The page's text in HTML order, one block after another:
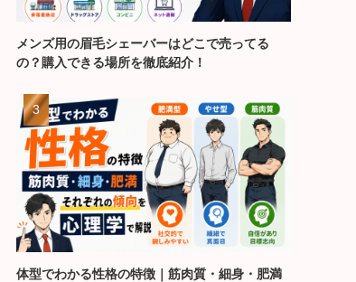
メンズ用の眉毛シェーバーはどこで売ってる
の？購入できる場所を徹底紹介！
体型でわかる性格の特徴｜筋肉質・細身・肥満